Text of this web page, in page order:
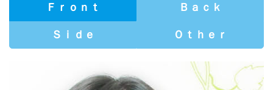
Ｆｒｏｎｔ Ｂａｃｋ
Ｓｉｄｅ Ｏｔｈｅｒ